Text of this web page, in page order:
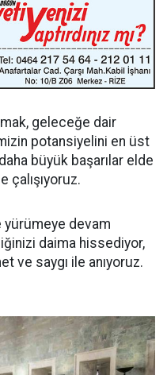
geleceğe dair
potansiyelini en üst
büyük başarılar elde
çalışıyoruz.
devam
daima hissediyor,
ve saygı ile anıyoruz.